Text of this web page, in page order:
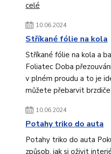
celé
10.06.2024
Stříkané fólie na kola
Stříkané fólie na kola a
Foliatec Doba
v plném proudu a to je
můžete přebarvit brzdiče
10.06.2024
Potahy triko do auta
Potahy triko do auta
způsob, jak si oživit